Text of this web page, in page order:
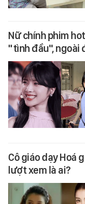
Nữ chính phim
"tình đầu", ngoài
Cô giáo dạy Hoá
lượt xem là ai?